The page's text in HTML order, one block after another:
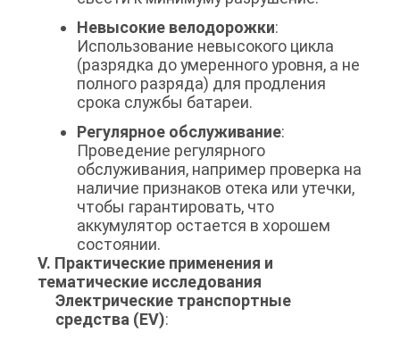
Невысокие велодорожки:
Использование невысокого цикла
(разрядка до умеренного уровня, а не
полного разряда) для продления
срока службы батареи.
Регулярное обслуживание:
Проведение регулярного
обслуживания, например проверка на
наличие признаков отека или утечки,
чтобы гарантировать, что
аккумулятор остается в хорошем
состоянии.
V. Практические применения и
тематические исследования
Электрические транспортные
средства (EV):